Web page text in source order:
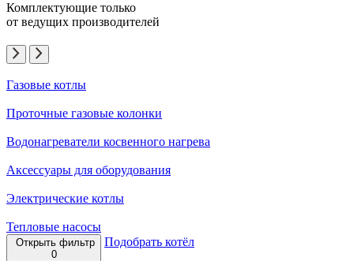
Комплектующие только
от ведущих производителей
Газовые котлы
Проточные газовые колонки
Водонагреватели косвенного нагрева
Аксессуары для оборудования
Электрические котлы
Тепловые насосы
Открыть фильтр
0
Подобрать котёл